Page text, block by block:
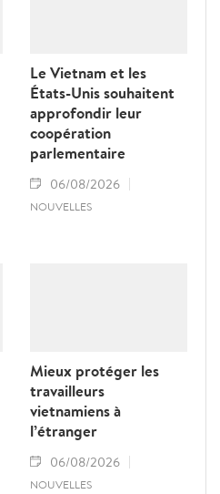
Le Vietnam et les
États-Unis souhaitent
approfondir leur
coopération
parlementaire
06/08/2026
NOUVELLES
Mieux protéger les
travailleurs
vietnamiens à
l’étranger
06/08/2026
NOUVELLES